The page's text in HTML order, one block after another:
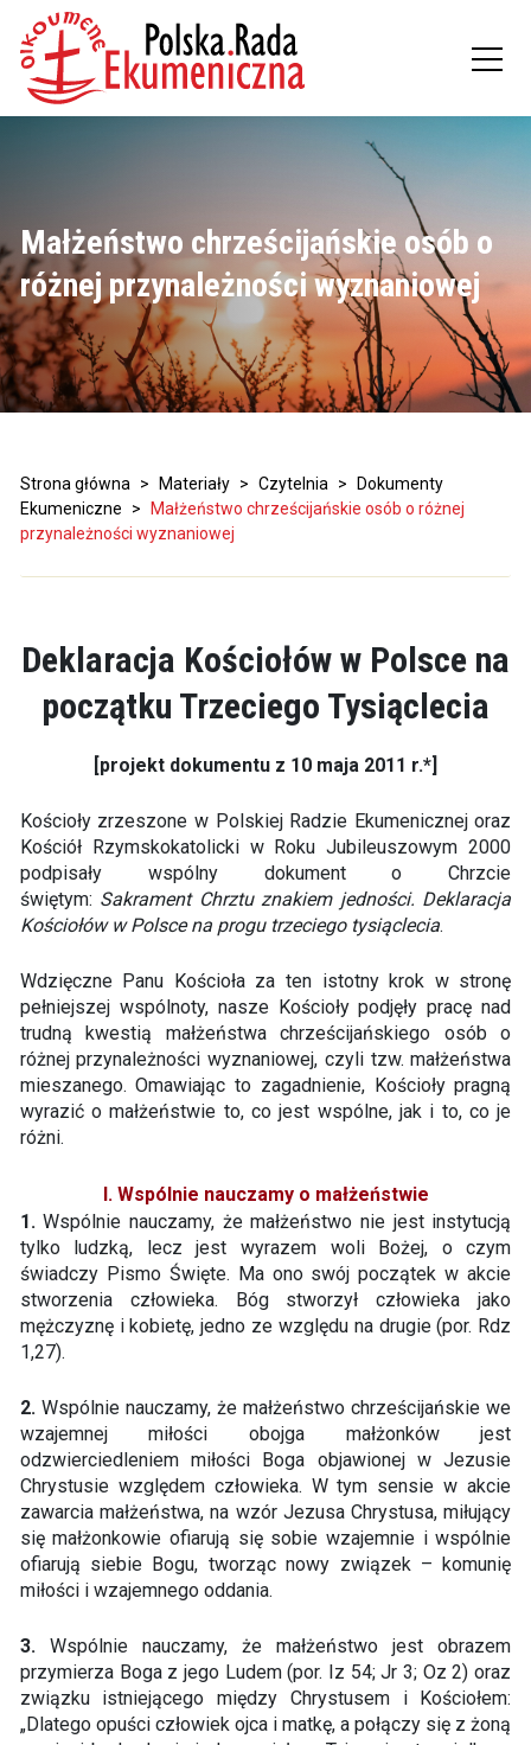
Małżeństwo chrześcijańskie osób o
różnej przynależności wyznaniowej
Strona główna > Materiały > Czytelnia >
Dokumenty
Ekumeniczne
>
Małżeństwo chrześcijańskie osób o różnej
przynależności wyznaniowej
Deklaracja Kościołów w Polsce na
początku Trzeciego Tysiąclecia
[projekt dokumentu z 10 maja 2011 r.*]
Kościoły zrzeszone w Polskiej Radzie Ekumenicznej oraz
Kościół Rzymskokatolicki w Roku Jubileuszowym 2000
podpisały wspólny dokument o Chrzcie
świętym: Sakrament Chrztu znakiem jedności. Deklaracja
Kościołów w Polsce na progu trzeciego tysiąclecia.
Wdzięczne Panu Kościoła za ten istotny krok w stronę
pełniejszej wspólnoty, nasze Kościoły podjęły pracę nad
trudną kwestią małżeństwa chrześcijańskiego osób o
różnej przynależności wyznaniowej, czyli tzw. małżeństwa
mieszanego. Omawiając to zagadnienie, Kościoły pragną
wyrazić o małżeństwie to, co jest wspólne, jak i to, co je
różni.
I. Wspólnie nauczamy o małżeństwie
1.Wspólnie nauczamy, że małżeństwo nie jest instytucją
tylko ludzką, lecz jest wyrazem woli Bożej, o czym
świadczy Pismo Święte. Ma ono swój początek w akcie
stworzenia człowieka. Bóg stworzył człowieka jako
mężczyznę i kobietę, jedno ze względu na drugie (por. Rdz
1,27).
2.Wspólnie nauczamy, że małżeństwo chrześcijańskie we
wzajemnej miłości obojga małżonków jest
odzwierciedleniem miłości Boga objawionej w Jezusie
Chrystusie względem człowieka. W tym sensie w akcie
zawarcia małżeństwa, na wzór Jezusa Chrystusa, miłujący
się małżonkowie ofiarują się sobie wzajemnie i wspólnie
ofiarują siebie Bogu, tworząc nowy związek – komunię
miłości i wzajemnego oddania.
3.Wspólnie nauczamy, że małżeństwo jest obrazem
przymierza Boga z jego Ludem (por. Iz 54; Jr 3; Oz 2) oraz
związku istniejącego między Chrystusem i Kościołem:
„Dlatego opuści człowiek ojca i matkę, a połączy się z żoną